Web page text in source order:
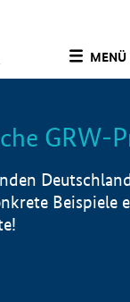
MENÜ
GRW-
Beispiele